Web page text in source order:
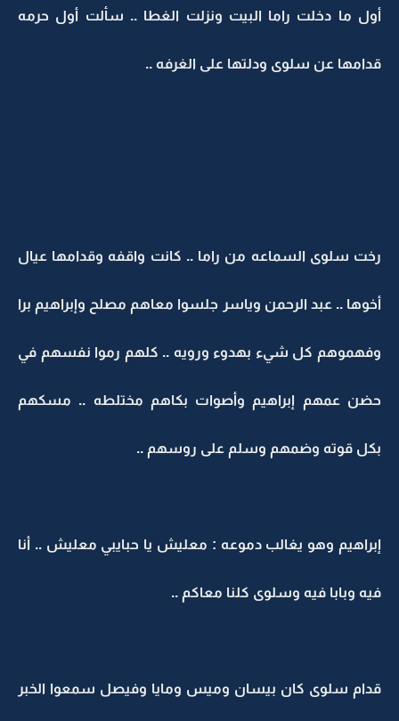
أول ما دخلت راما البيت ونزلت الغطا .. سألت أول حرمه
قدامها عن سلوى ودلتها على الغرفه ..
رخت سلوى السماعه من راما .. كانت واقفه وقدامها عيال
أخوها .. عبد الرحمن وياسر جلسوا معاهم مصلح وإبراهيم برا
وفهموهم كل شيء بهدوء ورويه .. كلهم رموا نفسهم في
حضن عمهم إبراهيم وأصوات بكاهم مختلطه .. مسكهم
بكل قوته وضمهم وسلم على روسهم ..
إبراهيم وهو يغالب دموعه : معليش يا حبايبي معليش .. أنا
فيه وبابا فيه وسلوى كلنا معاكم ..
قدام سلوى كان بيسان وميس ومايا وفيصل سمعوا الخبر